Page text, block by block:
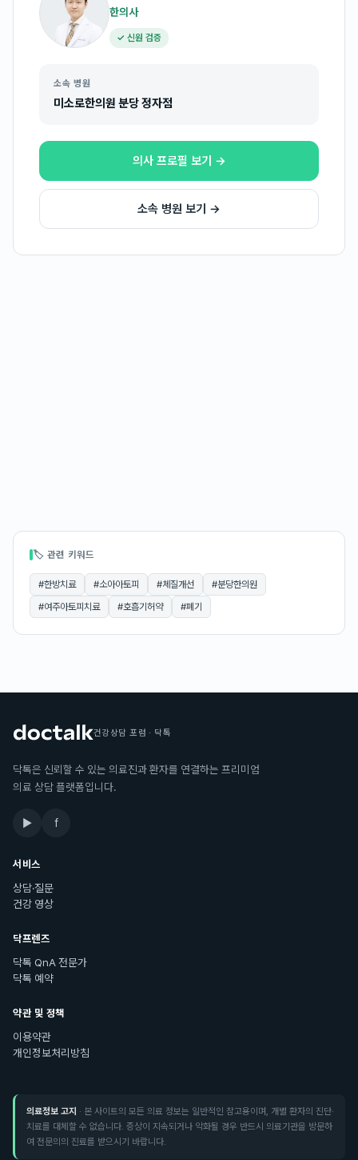
한의사
✓ 신원 검증
소속 병원
미소로한의원 분당 정자점
의사 프로필 보기 →
소속 병원 보기 →
🏷 관련 키워드
#한방치료 #소아아토피 #체질개선 #분당한의원
#여주아토피치료 #호흡기허약 #폐기
건강상담 포럼 · 닥톡
닥톡은 신뢰할 수 있는 의료진과 환자를 연결하는 프리미엄
의료 상담 플랫폼입니다.
▶ f
서비스
상담·질문
건강 영상
닥프렌즈
닥톡 QnA 전문가
닥톡 예약
약관 및 정책
이용약관
개인정보처리방침
의료정보 고지 · 본 사이트의 모든 의료 정보는 일반적인 참고용이며, 개별 환자의 진단·
치료를 대체할 수 없습니다. 증상이 지속되거나 악화될 경우 반드시 의료기관을 방문하
여 전문의의 진료를 받으시기 바랍니다.